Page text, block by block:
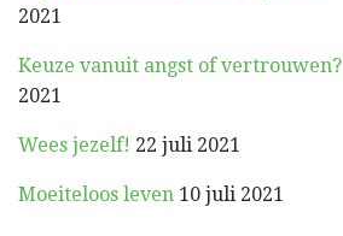
2021
Keuze vanuit angst of vertrouwen?
2021
Wees jezelf! 22 juli 2021
Moeiteloos leven 10 juli 2021